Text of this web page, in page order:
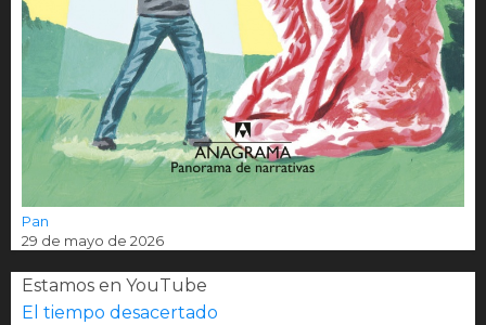
Pan
29 de mayo de 2026
Estamos en YouTube
El tiempo desacertado